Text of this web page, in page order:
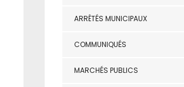
ARRÊTÉS MUNICIPAUX
COMMUNIQUÉS
MARCHÉS PUBLICS